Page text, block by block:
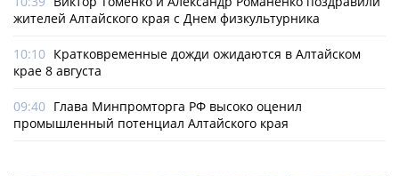
жителей Алтайского края с Днем физкультурника
10:10 Кратковременные дожди ожидаются в Алтайском
крае 8 августа
09:40 Глава Минпромторга РФ высоко оценил
промышленный потенциал Алтайского края